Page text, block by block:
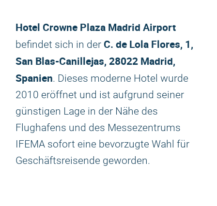
Hotel Crowne Plaza Madrid Airport
befindet sich in der C. de Lola Flores, 1,
San Blas-Canillejas, 28022 Madrid,
Spanien. Dieses moderne Hotel wurde
2010 eröffnet und ist aufgrund seiner
günstigen Lage in der Nähe des
Flughafens und des Messezentrums
IFEMA sofort eine bevorzugte Wahl für
Geschäftsreisende geworden.